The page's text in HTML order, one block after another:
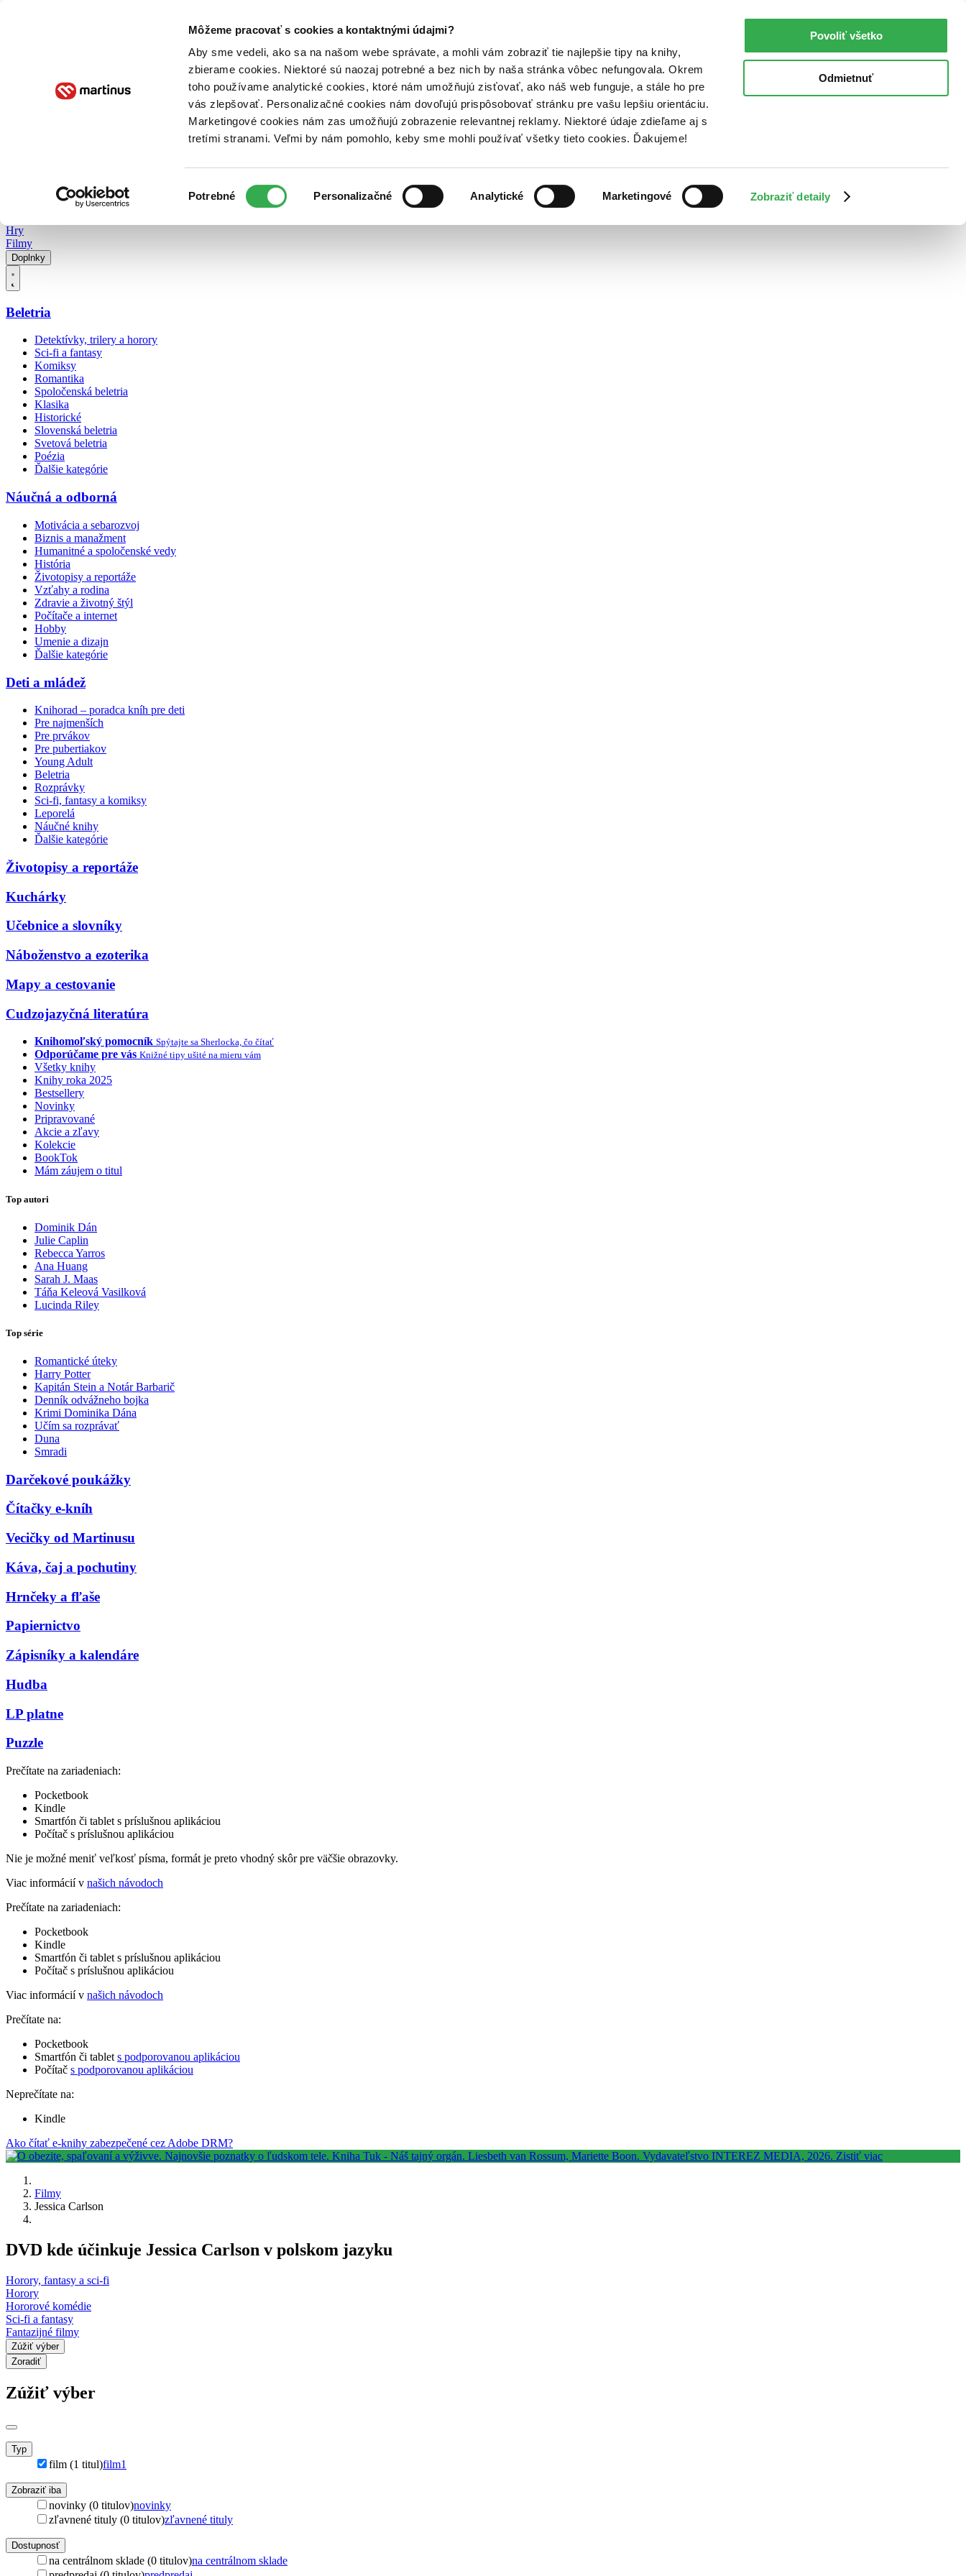
Môžeme pracovať s cookies a kontaktnými údajmi?
Aby sme vedeli, ako sa na našom webe správate, a mohli vám zobraziť tie najlepšie tipy na knihy,
zbierame cookies. Niektoré sú naozaj potrebné a bez nich by naša stránka vôbec nefungovala. Okrem
toho používame analytické cookies, ktoré nám umožňujú zisťovať, ako náš web funguje, a stále ho pre
vás zlepšovať. Personalizačné cookies nám dovoľujú prispôsobovať stránku pre vašu lepšiu orientáciu.
Marketingové cookies nám zas umožňujú zobrazenie relevantnej reklamy. Niektoré údaje zdieľame aj s
tretími stranami. Veľmi by nám pomohlo, keby sme mohli používať všetky tieto cookies. Ďakujeme!
súhlasu
Potrebné Personalizačné Analytické Marketingové Zobraziť detaily
Povoliť všetko
Odmietnuť
Poukážky Kontakt
Hry
Filmy
Doplnky
Beletria
Detektívky, trilery a horory
Sci-fi a fantasy
Komiksy
Romantika
Spoločenská beletria
Klasika
Historické
Slovenská beletria
Svetová beletria
Poézia
Ďalšie kategórie
Náučná a odborná
Motivácia a sebarozvoj
Biznis a manažment
Humanitné a spoločenské vedy
História
Životopisy a reportáže
Vzťahy a rodina
Zdravie a životný štýl
Počítače a internet
Hobby
Umenie a dizajn
Ďalšie kategórie
Deti a mládež
Knihorad – poradca kníh pre deti
Pre najmenších
Pre prvákov
Pre pubertiakov
Young Adult
Beletria
Rozprávky
Sci-fi, fantasy a komiksy
Leporelá
Náučné knihy
Ďalšie kategórie
Životopisy a reportáže
Kuchárky
Učebnice a slovníky
Náboženstvo a ezoterika
Mapy a cestovanie
Cudzojazyčná literatúra
Knihomoľský pomocník Spýtajte sa Sherlocka, čo čítať
Odporúčame pre vás Knižné tipy ušité na mieru vám
Všetky knihy
Knihy roka 2025
Bestsellery
Novinky
Pripravované
Akcie a zľavy
Kolekcie
BookTok
Mám záujem o titul
Top autori
Dominik Dán
Julie Caplin
Rebecca Yarros
Ana Huang
Sarah J. Maas
Táňa Keleová Vasilková
Lucinda Riley
Top série
Romantické úteky
Harry Potter
Kapitán Stein a Notár Barbarič
Denník odvážneho bojka
Krimi Dominika Dána
Učím sa rozprávať
Duna
Smradi
Darčekové poukážky
Čítačky e-kníh
Vecičky od Martinusu
Káva, čaj a pochutiny
Hrnčeky a fľaše
Papiernictvo
Zápisníky a kalendáre
Hudba
LP platne
Puzzle
Prečítate na zariadeniach:
Pocketbook
Kindle
Smartfón či tablet s príslušnou aplikáciou
Počítač s príslušnou aplikáciou
Nie je možné meniť veľkosť písma, formát je preto vhodný skôr pre väčšie obrazovky.
Viac informácií v našich návodoch
Prečítate na zariadeniach:
Pocketbook
Kindle
Smartfón či tablet s príslušnou aplikáciou
Počítač s príslušnou aplikáciou
Viac informácií v našich návodoch
Prečítate na:
Pocketbook
Smartfón či tablet s podporovanou aplikáciou
Počítač s podporovanou aplikáciou
Neprečítate na:
Kindle
Ako čítať e-knihy zabezpečené cez Adobe DRM?
Filmy
Jessica Carlson
DVD kde účinkuje Jessica Carlson v polskom jazyku
Horory, fantasy a sci-fi
Horory
Hororové komédie
Sci-fi a fantasy
Fantazijné filmy
Zúžiť výber
Zoradiť
Zúžiť výber
Typ
film (1 titul)film1
Zobraziť iba
novinky (0 titulov)novinky
zľavnené tituly (0 titulov)zľavnené tituly
Dostupnosť
na centrálnom sklade (0 titulov)na centrálnom sklade